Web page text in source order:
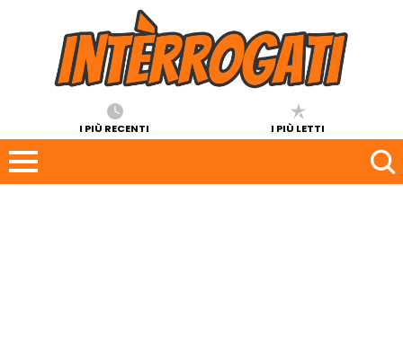
I PIÙ RECENTI I PIÙ LETTI